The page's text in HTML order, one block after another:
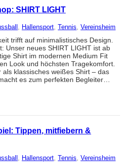
SHIRT LIGHT
, Hallensport, Tennis, Vereinsheim
trifft auf minimalistisches Design.
Unser neues SHIRT LIGHT ist ab
Shirt im modernen Medium Fit
Look und höchsten Tragekomfort.
klassisches weißes Shirt – das
es zum perfekten Begleiter…
Tippen, mitfiebern &
Hallensport Tennis Vereinsheim